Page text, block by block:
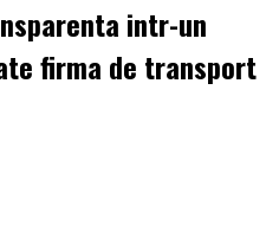
intr-un
firma de transport